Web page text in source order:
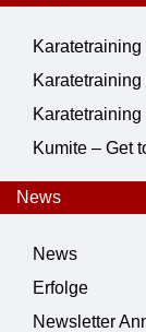
Kumite – Get
News
News
Erfolge
Newsletter